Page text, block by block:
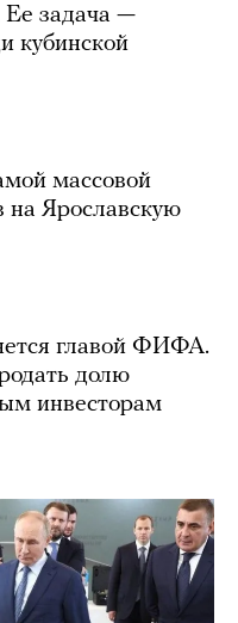
Ее задача —
кубинской
массовой
на Ярославскую
главой ФИФА.
долю
инвесторам